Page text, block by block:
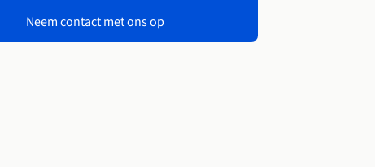
Neem contact met ons op